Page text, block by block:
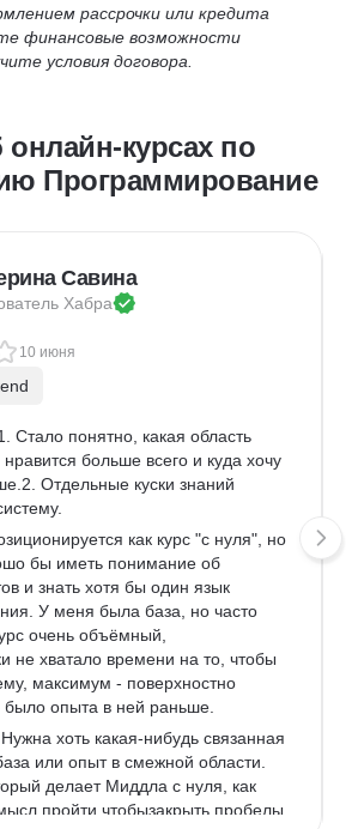
рассрочки или кредита
финансовые возможности
условия договора.
курсах по
Программирование
Савина
Хабра
10 июня
Стало понятно, какая область
больше всего и куда хочу
Отдельные куски знаний
как курс "с нуля", но
бы иметь понимание об
и знать хотя бы один язык
У меня была база, но часто
очень объёмный,
не хватало времени на то, чтобы
максимум - поверхностно
было опыта в ней раньше.
Нужна хоть какая-нибудь связанная
или опыт в смежной области.
делает Миддла с нуля, как
пройти чтобызакрыть пробелы